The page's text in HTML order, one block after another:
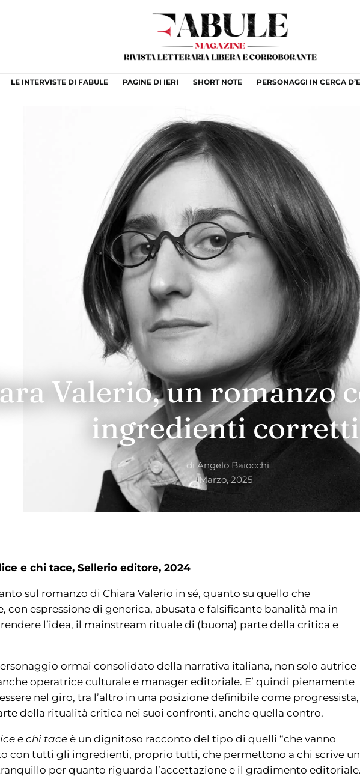
LE INTERVISTE DI FABULE PAGINE DI IERI SHORT NOTE PERSONAGGI IN CERCA
Valerio, un romanzo
ingredienti corretti
di Angelo Baiocchi
Marzo, 2025
e chi tace, Sellerio editore, 2024
sul romanzo di Chiara Valerio in sé, quanto su quello che
con espressione di generica, abusata e falsificante banalità ma in
l’idea, il mainstream rituale di (buona) parte della critica e
ormai consolidato della narrativa italiana, non solo autrice
operatrice culturale e manager editoriale. E’ quindi pienamente
nel giro, tra l’altro in una posizione definibile come progressista,
della ritualità critica nei suoi confronti, anche quella contro.
e chi taceè un dignitoso racconto del tipo di quelli “che vanno
con tutti gli ingredienti, proprio tutti, che permettono a chi scrive un
per quanto riguarda l’accettazione e il gradimento editoriale.